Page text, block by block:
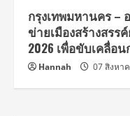
กรุงเทพมหานคร –
ข่ายเมืองสร้างสรรค์
2026 เพื่อขับเคลื่อ
Hannah 07 สิงหา